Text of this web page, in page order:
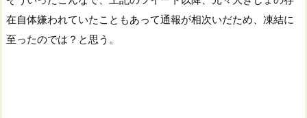
在自体嫌われていたこともあって通報が相次いだため、凍結に
至ったのでは？と思う。